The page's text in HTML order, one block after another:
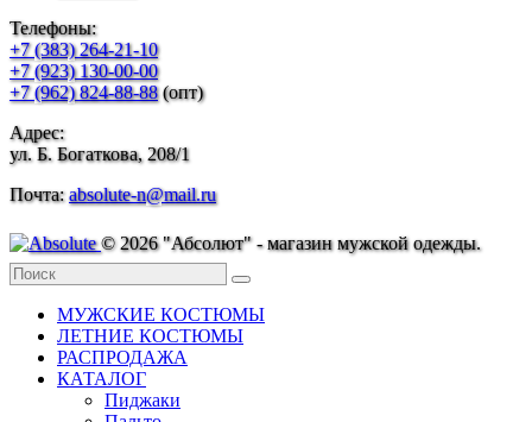
Телефоны:
+7 (383) 264-21-10
+7 (923) 130-00-00
+7 (962) 824-88-88(опт)
Адрес:
ул. Б. Богаткова, 208/1
Почта:absolute-n@mail.ru
© 2026 "Абсолют" - магазин мужской одежды.
МУЖСКИЕ КОСТЮМЫ
ЛЕТНИЕ КОСТЮМЫ
РАСПРОДАЖА
КАТАЛОГ
Пиджаки